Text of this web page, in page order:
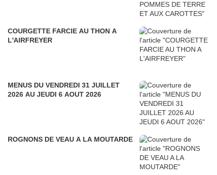
COURGETTE FARCIE AU THON A
L'AIRFREYER
MENUS DU VENDREDI 31 JUILLET
2026 AU JEUDI 6 AOUT 2026
ROGNONS DE VEAU A LA MOUTARDE